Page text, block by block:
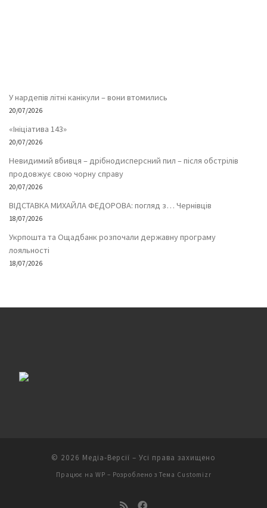
У нардепів літні канікули – вони втомились
20/07/2026
«Ініціатива 143»
20/07/2026
Невидимий вбивця – дрібнодисперсний пил – після обстрілів
продовжує свою чорну справу
20/07/2026
ВІДСТАВКА МИХАЙЛА ФЕДОРОВА: погляд з… Чернівців
18/07/2026
Укрпошта та Ощадбанк розпочали державну програму
лояльності
18/07/2026
© 2026 Медіа-Версії – Усі права захищено
Працює на WP – Розроблено з Тема Customizr